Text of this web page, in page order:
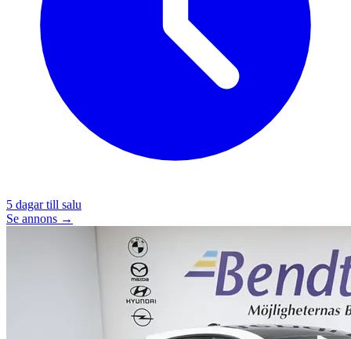
5 dagar till salu
Se annons →